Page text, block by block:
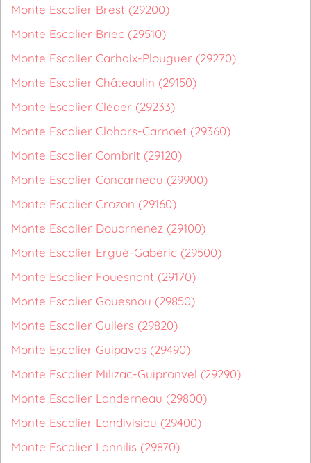
Monte Escalier Brest (29200)
Monte Escalier Briec (29510)
Monte Escalier Carhaix-Plouguer (29270)
Monte Escalier Châteaulin (29150)
Monte Escalier Cléder (29233)
Monte Escalier Clohars-Carnoët (29360)
Monte Escalier Combrit (29120)
Monte Escalier Concarneau (29900)
Monte Escalier Crozon (29160)
Monte Escalier Douarnenez (29100)
Monte Escalier Ergué-Gabéric (29500)
Monte Escalier Fouesnant (29170)
Monte Escalier Gouesnou (29850)
Monte Escalier Guilers (29820)
Monte Escalier Guipavas (29490)
Monte Escalier Milizac-Guipronvel (29290)
Monte Escalier Landerneau (29800)
Monte Escalier Landivisiau (29400)
Monte Escalier Lannilis (29870)